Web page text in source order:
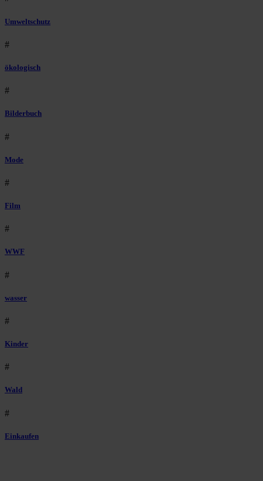
Umweltschutz
#
ökologisch
#
Bilderbuch
#
Mode
#
Film
#
WWF
#
wasser
#
Kinder
#
Wald
#
Einkaufen